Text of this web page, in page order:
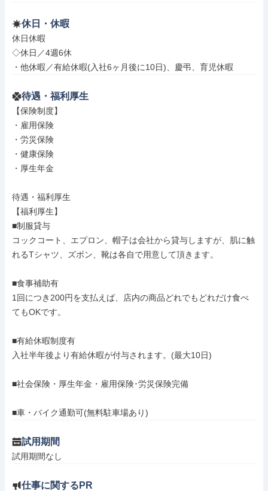
休日・休暇
休日休暇
◇休日／4週6休
・他休暇／有給休暇(入社6ヶ月後に10日)、慶弔、育児休暇
待遇・福利厚生
【保険制度】
・雇用保険
・労災保険
・健康保険
・厚生年金
待遇・福利厚生
【福利厚生】
■制服貸与
コックコート、エプロン、帽子は会社から貸与しますが、肌に触
れるTシャツ、ズボン、靴は各自で用意して頂きます。
■食事補助有
1回につき200円を支払えば、店内の商品どれでもどれだけ食べ
てもOKです。
■有給休暇制度有
入社半年後より有給休暇が付与されます。(最大10日)
■社会保険・厚生年金・雇用保険･労災保険完備
■車・バイク通勤可(無料駐車場あり)
試用期間
試用期間なし
仕事に関するPR